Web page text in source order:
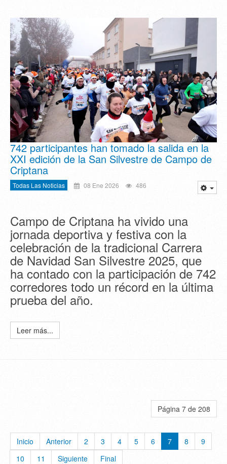
742 participantes han tomado la salida en la
XXI edición de la San Silvestre de Campo de
Criptana
Todas Las Noticias 08 Ene 2026 486
Campo de Criptana ha vivido una
jornada deportiva y festiva con la
celebración de la tradicional Carrera
de Navidad San Silvestre 2025, que
ha contado con la participación de 742
corredores todo un récord en la última
prueba del año.
Leer más...
Página 7 de 208
Inicio Anterior 2 3 4 5 6 7 8
9
10
11 Siguiente Final